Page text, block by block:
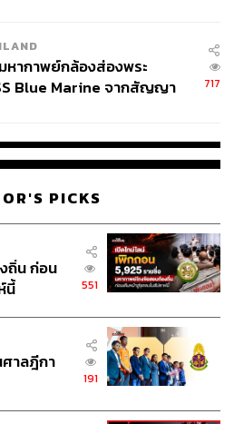
หากาพย์กล้องส่องพระ
Blue Marine จากสัญญา
นี้-แอบระบุแบรนด์
717
PICKS
ถิ่น ก่อน
นี้
551
าลฎีกา
191